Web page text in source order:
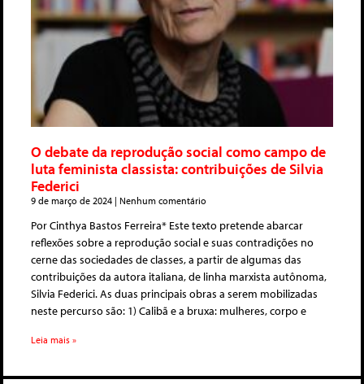
O debate da reprodução social como campo de
luta feminista classista: contribuições de Silvia
Federici
9 de março de 2024 Nenhum comentário
Por Cinthya Bastos Ferreira* Este texto pretende abarcar
reflexões sobre a reprodução social e suas contradições no
cerne das sociedades de classes, a partir de algumas das
contribuições da autora italiana, de linha marxista autônoma,
Silvia Federici. As duas principais obras a serem mobilizadas
neste percurso são: 1) Calibã e a bruxa: mulheres, corpo e
Leia mais »